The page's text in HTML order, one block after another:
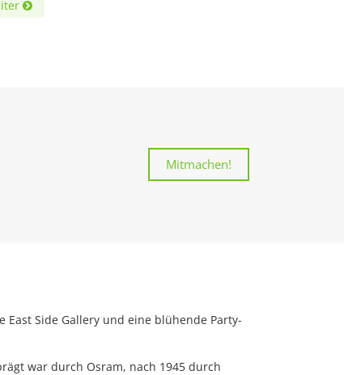
Mitmachen!
Side Gallery und eine blühende Party-
war durch Osram, nach 1945 durch